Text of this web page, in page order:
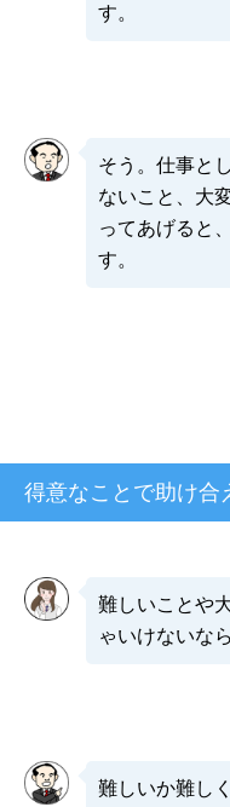
す。
そう。仕事と
ないこと、大
ってあげると
す。
得意なことで助け合
難しいことや
ゃいけないな
難しいか難し